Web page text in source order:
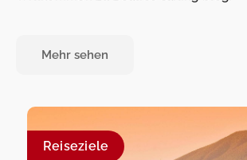
Mehr sehen
Reiseziele